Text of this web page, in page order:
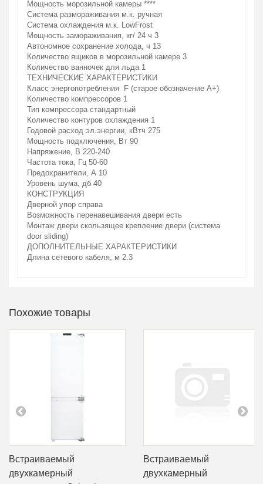
Мощность морозильной камеры ****
Система размораживания м.к. ручная
Система охлаждения м.к. LowFrost
Мощность замораживания, кг/ 24 ч 3
Автономное сохранение холода, ч 13
Количество ящиков в морозильной камере 3
Количество ванночек для льда 1
ТЕХНИЧЕСКИЕ ХАРАКТЕРИСТИКИ
Класс энергопотребления
F (старое обозначение A+)
Количество компрессоров 1
Тип компрессора стандартный
Количество контуров охлаждения 1
Годовой расход эл.энергии, кВтч 275
Мощность подключения, Вт 90
Напряжение, В 220-240
Частота тока, Гц 50-60
Предохранители, А 10
Уровень шума, дб 40
КОНСТРУКЦИЯ
Дверной упор справа
Возможность перенавешивания двери есть
Монтаж двери скользящее крепление двери (система
door sliding)
ДОПОЛНИТЕЛЬНЫЕ ХАРАКТЕРИСТИКИ
Длина сетевого кабеля, м 2.3
Похожие товары
Встраиваемый
двухкамерный
Встраиваемый
двухкамерный